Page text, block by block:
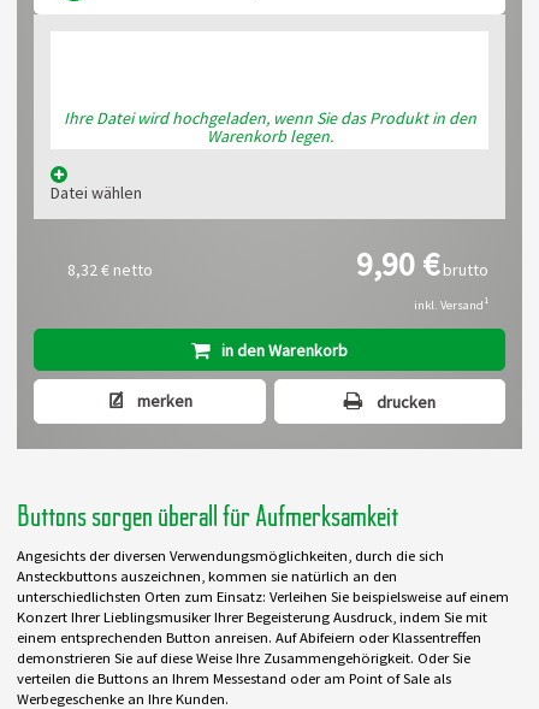
Ihre Datei wird hochgeladen, wenn Sie das Produkt in den
Warenkorb legen.
Datei wählen
8,32 € netto 9,90 €brutto
inkl. Versand1
in den Warenkorb
merken drucken
Buttons sorgen überall für Aufmerksamkeit
Angesichts der diversen Verwendungsmöglichkeiten, durch die sich
Ansteckbuttons auszeichnen, kommen sie natürlich an den
unterschiedlichsten Orten zum Einsatz: Verleihen Sie beispielsweise auf einem
Konzert Ihrer Lieblingsmusiker Ihrer Begeisterung Ausdruck, indem Sie mit
einem entsprechenden Button anreisen. Auf Abifeiern oder Klassentreffen
demonstrieren Sie auf diese Weise Ihre Zusammengehörigkeit. Oder Sie
verteilen die Buttons an Ihrem Messestand oder am Point of Sale als
Werbegeschenke an Ihre Kunden.